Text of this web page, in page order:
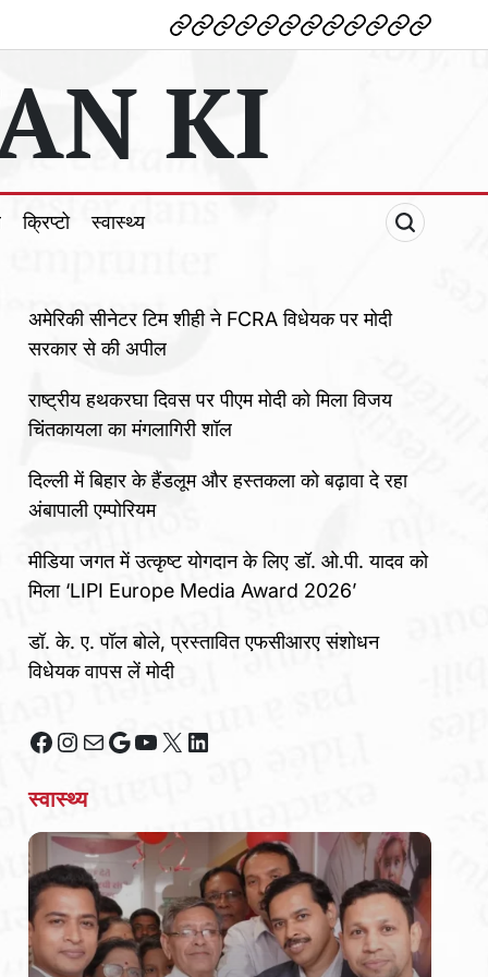
देश विदेशपोलटिकल
मनोरंजन
शिक्षाटेक्नोलॉजी
व्यापारक्राइम
धर्म खेलक्रिप्टोस्वास्थ्य
KI
क्रिप्टो स्वास्थ्य
अमेरिकी सीनेटर टिम शीही ने FCRA विधेयक पर मोदी
सरकार से की अपील
राष्ट्रीय हथकरघा दिवस पर पीएम मोदी को मिला विजय
चिंतकायला का मंगलागिरी शॉल
दिल्ली में बिहार के हैंडलूम और हस्तकला को बढ़ावा दे रहा
अंबापाली एम्पोरियम
मीडिया जगत में उत्कृष्ट योगदान के लिए डॉ. ओ.पी. यादव को
मिला ‘LIPI Europe Media Award 2026’
डॉ. के. ए. पॉल बोले, प्रस्तावित एफसीआरए संशोधन
विधेयक वापस लें मोदी
Facebook
Instagram
MailGoogle
YouTube
X LinkedIn
स्वास्थ्य